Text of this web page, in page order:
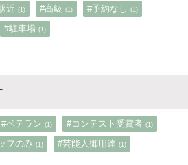
近 (1) #高級 (1) #予約なし (1)
#駐車場 (1)
#ベテラン (1) #コンテスト受賞者 (1)
フのみ (1) #芸能人御用達 (1)